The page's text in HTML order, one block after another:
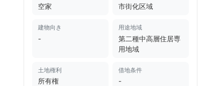
空家 市街化区域
建物向き
-
用途地域
第二種中高層住居専
用地域
土地権利
所有権
借地条件
-